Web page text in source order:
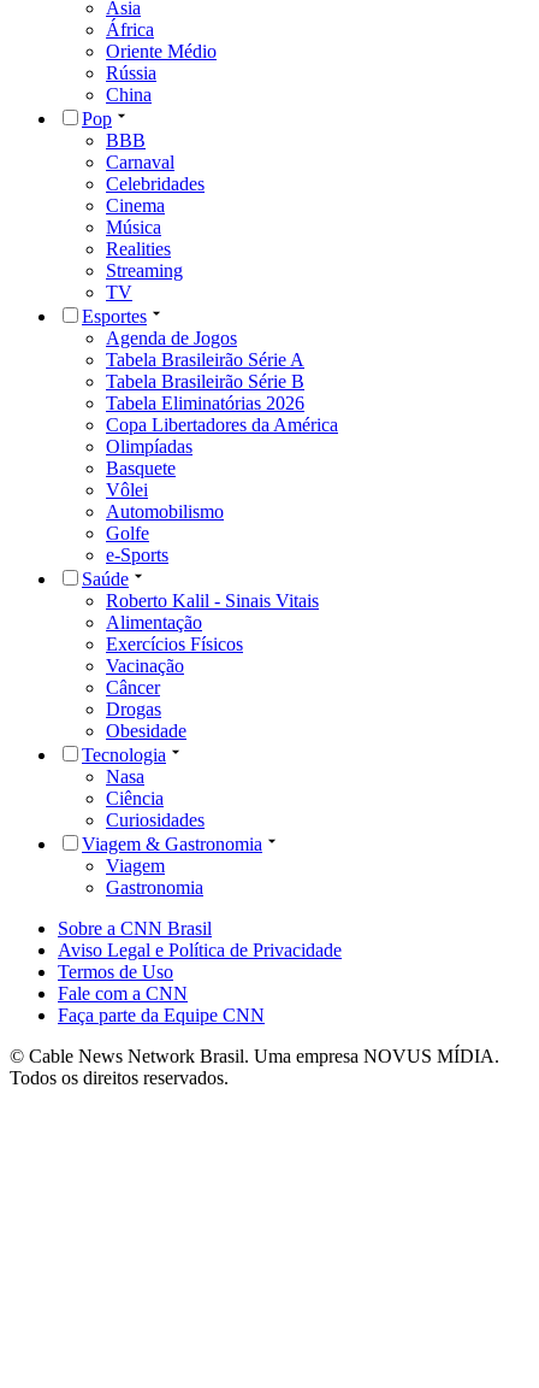
Ásia
África
Oriente Médio
Rússia
China
Pop
BBB
Carnaval
Celebridades
Cinema
Música
Realities
Streaming
TV
Esportes
Agenda de Jogos
Tabela Brasileirão Série A
Tabela Brasileirão Série B
Tabela Eliminatórias 2026
Copa Libertadores da América
Olimpíadas
Basquete
Vôlei
Automobilismo
Golfe
e-Sports
Saúde
Roberto Kalil - Sinais Vitais
Alimentação
Exercícios Físicos
Vacinação
Câncer
Drogas
Obesidade
Tecnologia
Nasa
Ciência
Curiosidades
Viagem & Gastronomia
Viagem
Gastronomia
Sobre a CNN Brasil
Aviso Legal e Política de Privacidade
Termos de Uso
Fale com a CNN
Faça parte da Equipe CNN
© Cable News Network Brasil. Uma empresa NOVUS MÍDIA.
Todos os direitos reservados.